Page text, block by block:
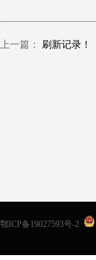
上一篇： 刷新记录！
鄂ICP备19027593号-2